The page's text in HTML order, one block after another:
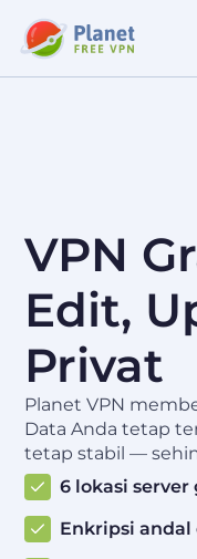
VPN
Edit,
Privat
Planet VPN
Data Anda tetap
tetap stabil —
6 lokasi server
Enkripsi